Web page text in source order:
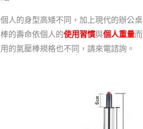
的身型高矮不同，加上現代的辦公桌
的壽命依個人的使用習慣與個人重量而
的氣壓棒規格也不同，請來電諮詢。